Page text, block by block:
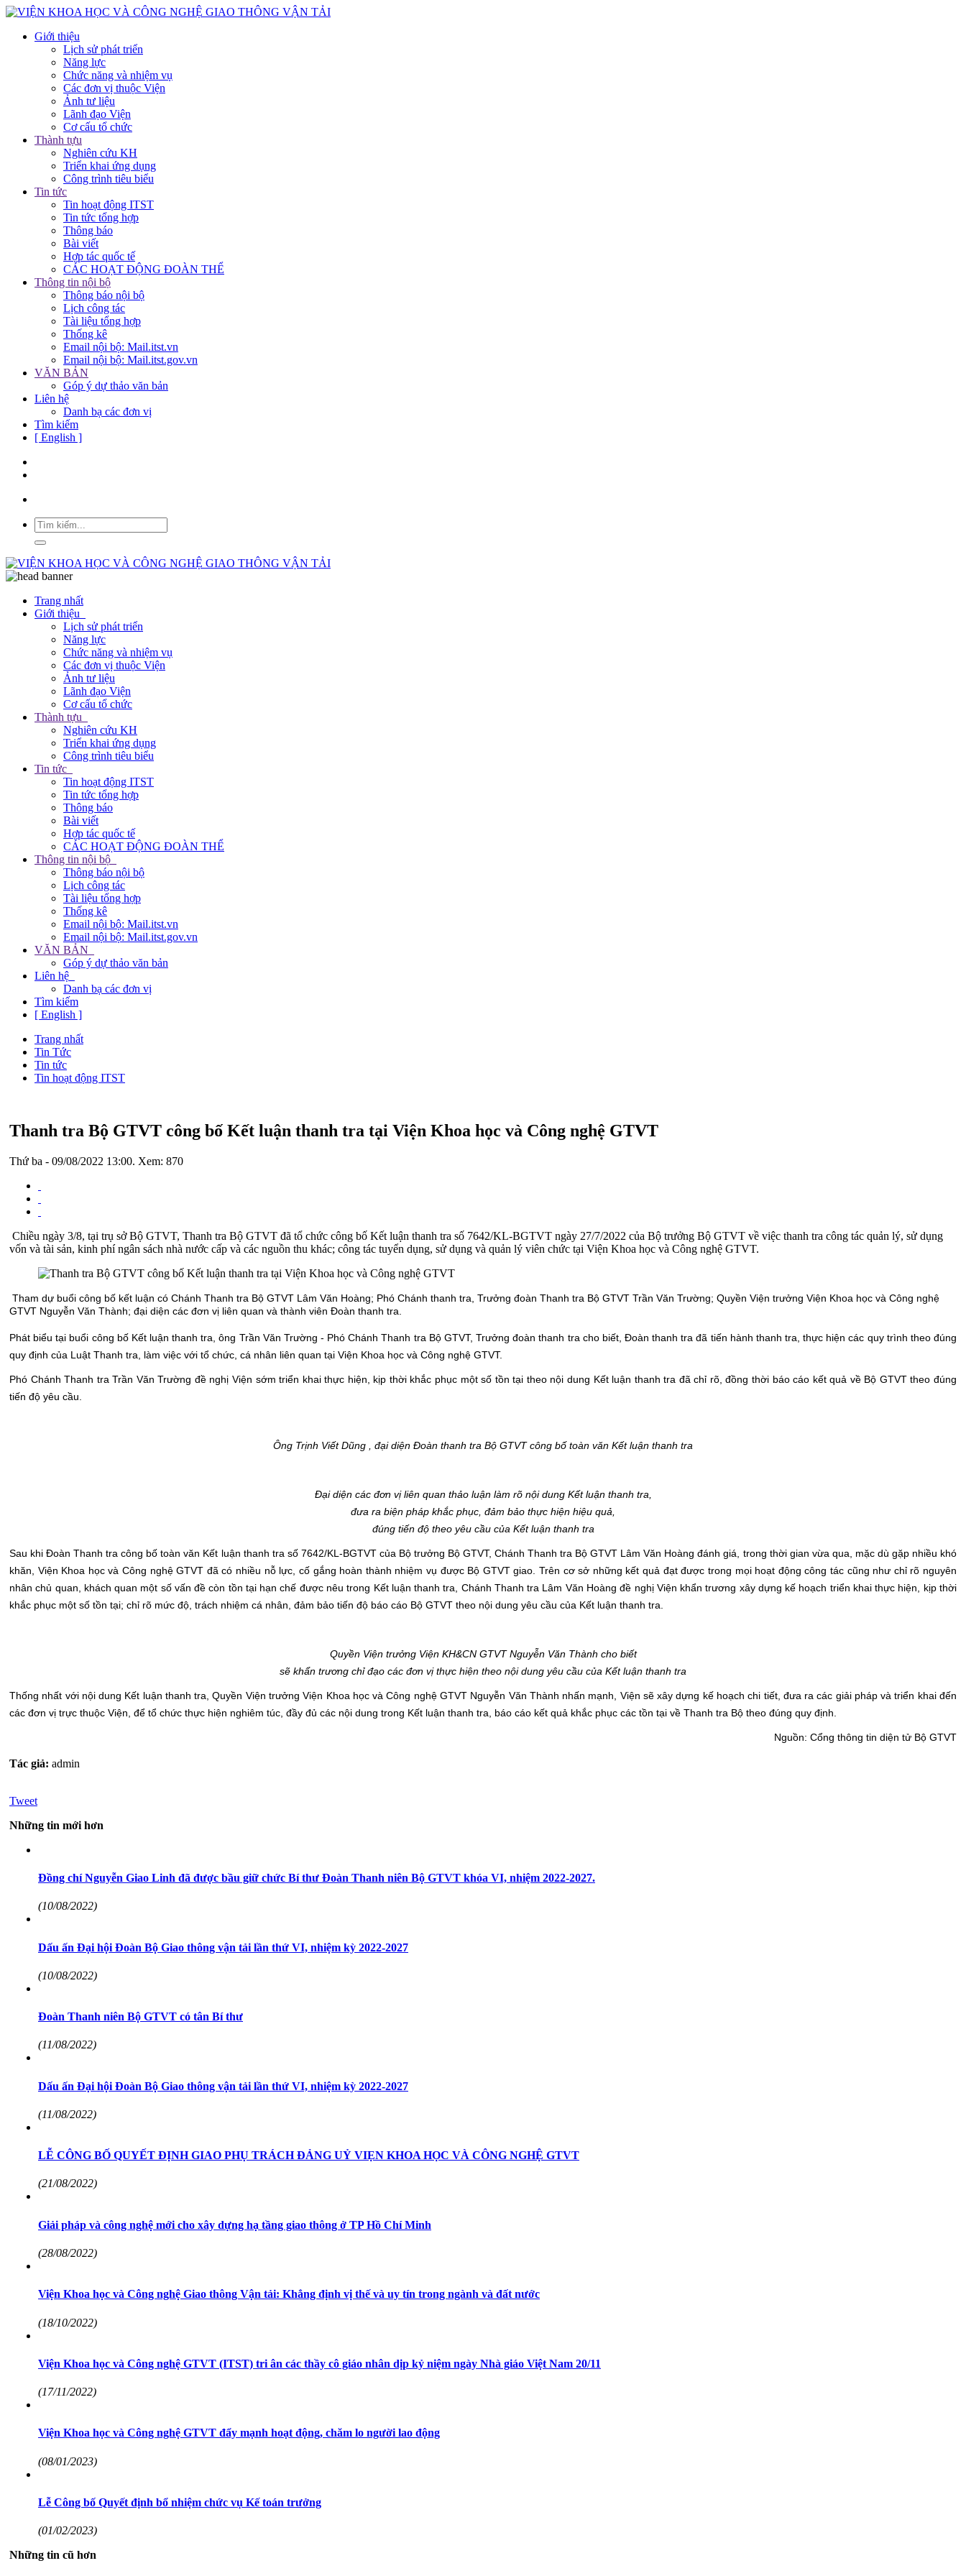
Giới thiệu
Lịch sử phát triển
Năng lực
Chức năng và nhiệm vụ
Các đơn vị thuộc Viện
Ảnh tư liệu
Lãnh đạo Viện
Cơ cấu tổ chức
Thành tựu
Nghiên cứu KH
Triển khai ứng dụng
Công trình tiêu biểu
Tin tức
Tin hoạt động ITST
Tin tức tổng hợp
Thông báo
Bài viết
Hợp tác quốc tế
CÁC HOẠT ĐỘNG ĐOÀN THỂ
Thông tin nội bộ
Thông báo nội bộ
Lịch công tác
Tài liệu tổng hợp
Thống kê
Email nội bộ: Mail.itst.vn
Email nội bộ: Mail.itst.gov.vn
VĂN BẢN
Góp ý dự thảo văn bản
Liên hệ
Danh bạ các đơn vị
Tìm kiếm
[ English ]
Trang nhất
Giới thiệu
Lịch sử phát triển
Năng lực
Chức năng và nhiệm vụ
Các đơn vị thuộc Viện
Ảnh tư liệu
Lãnh đạo Viện
Cơ cấu tổ chức
Thành tựu
Nghiên cứu KH
Triển khai ứng dụng
Công trình tiêu biểu
Tin tức
Tin hoạt động ITST
Tin tức tổng hợp
Thông báo
Bài viết
Hợp tác quốc tế
CÁC HOẠT ĐỘNG ĐOÀN THỂ
Thông tin nội bộ
Thông báo nội bộ
Lịch công tác
Tài liệu tổng hợp
Thống kê
Email nội bộ: Mail.itst.vn
Email nội bộ: Mail.itst.gov.vn
VĂN BẢN
Góp ý dự thảo văn bản
Liên hệ
Danh bạ các đơn vị
Tìm kiếm
[ English ]
Trang nhất
Tin Tức
Tin tức
Tin hoạt động ITST
Thanh tra Bộ GTVT công bố Kết luận thanh tra tại Viện Khoa học và Công nghệ GTVT
Thứ ba - 09/08/2022 13:00. Xem: 870
Chiều ngày 3/8, tại trụ sở Bộ GTVT, Thanh tra Bộ GTVT đã tổ chức công bố Kết luận thanh tra số 7642/KL-BGTVT ngày 27/7/2022 của Bộ trưởng Bộ GTVT về việc thanh tra công tác quản lý, sử dụng
vốn và tài sản, kinh phí ngân sách nhà nước cấp và các nguồn thu khác; công tác tuyển dụng, sử dụng và quản lý viên chức tại Viện Khoa học và Công nghệ GTVT.
Tham dự buổi công bố kết luận có Chánh Thanh tra Bộ GTVT Lâm Văn Hoàng; Phó Chánh thanh tra, Trưởng đoàn Thanh tra Bộ GTVT Trần Văn Trường; Quyền Viện trưởng Viện Khoa học và Công nghệ
GTVT Nguyễn Văn Thành; đại diện các đơn vị liên quan và thành viên Đoàn thanh tra.
Phát biểu tại buổi công bố Kết luận thanh tra, ông Trần Văn Trường - Phó Chánh Thanh tra Bộ GTVT, Trưởng đoàn thanh tra cho biết, Đoàn thanh tra đã tiến hành thanh tra, thực hiện các quy trình theo đúng
quy định của Luật Thanh tra, làm việc với tổ chức, cá nhân liên quan tại Viện Khoa học và Công nghệ GTVT.
Phó Chánh Thanh tra Trần Văn Trường đề nghị Viện sớm triển khai thực hiện, kịp thời khắc phục một số tồn tại theo nội dung Kết luận thanh tra đã chỉ rõ, đồng thời báo cáo kết quả về Bộ GTVT theo đúng
tiến độ yêu cầu.
Ông Trịnh Viết Dũng , đại diện Đoàn thanh tra Bộ GTVT công bố toàn văn Kết luận thanh tra
Đại diện các đơn vị liên quan thảo luận làm rõ nội dung Kết luận thanh tra,
đưa ra biện pháp khắc phục, đảm bảo thực hiện hiệu quả,
đúng tiến độ theo yêu cầu của Kết luận thanh tra
Sau khi Đoàn Thanh tra công bố toàn văn Kết luận thanh tra số 7642/KL-BGTVT của Bộ trưởng Bộ GTVT, Chánh Thanh tra Bộ GTVT Lâm Văn Hoàng đánh giá, trong thời gian vừa qua, mặc dù gặp nhiều khó
khăn, Viện Khoa học và Công nghệ GTVT đã có nhiều nỗ lực, cố gắng hoàn thành nhiệm vụ được Bộ GTVT giao. Trên cơ sở những kết quả đạt được trong mọi hoạt động công tác cũng như chỉ rõ nguyên
nhân chủ quan, khách quan một số vấn đề còn tồn tại hạn chế được nêu trong Kết luận thanh tra, Chánh Thanh tra Lâm Văn Hoàng đề nghị Viện khẩn trương xây dựng kế hoạch triển khai thực hiện, kịp thời
khắc phục một số tồn tại; chỉ rõ mức độ, trách nhiệm cá nhân, đảm bảo tiến độ báo cáo Bộ GTVT theo nội dung yêu cầu của Kết luận thanh tra.
Quyền Viện trưởng Viện KH&CN GTVT Nguyễn Văn Thành cho biết
sẽ khẩn trương chỉ đạo các đơn vị thực hiện theo nội dung yêu cầu của Kết luận thanh tra
Thống nhất với nội dung Kết luận thanh tra, Quyền Viện trưởng Viện Khoa học và Công nghệ GTVT Nguyễn Văn Thành nhấn mạnh, Viện sẽ xây dựng kế hoạch chi tiết, đưa ra các giải pháp và triển khai đến
các đơn vị trực thuộc Viện, để tổ chức thực hiện nghiêm túc, đầy đủ các nội dung trong Kết luận thanh tra, báo cáo kết quả khắc phục các tồn tại về Thanh tra Bộ theo đúng quy định.
Nguồn: Cổng thông tin diện tử Bộ GTVT
Tác giả: admin
Tweet
Những tin mới hơn
Đồng chí Nguyễn Giao Linh đã được bầu giữ chức Bí thư Đoàn Thanh niên Bộ GTVT khóa VI, nhiệm 2022-2027.
(10/08/2022)
Dấu ấn Đại hội Đoàn Bộ Giao thông vận tải lần thứ VI, nhiệm kỳ 2022-2027
(10/08/2022)
Đoàn Thanh niên Bộ GTVT có tân Bí thư
(11/08/2022)
Dấu ấn Đại hội Đoàn Bộ Giao thông vận tải lần thứ VI, nhiệm kỳ 2022-2027
(11/08/2022)
LỄ CÔNG BỐ QUYẾT ĐỊNH GIAO PHỤ TRÁCH ĐẢNG UỶ VIẸN KHOA HỌC VÀ CÔNG NGHỆ GTVT
(21/08/2022)
Giải pháp và công nghệ mới cho xây dựng hạ tầng giao thông ở TP Hồ Chí Minh
(28/08/2022)
Viện Khoa học và Công nghệ Giao thông Vận tải: Khẳng định vị thế và uy tín trong ngành và đất nước
(18/10/2022)
Viện Khoa học và Công nghệ GTVT (ITST) tri ân các thầy cô giáo nhân dịp kỷ niệm ngày Nhà giáo Việt Nam 20/11
(17/11/2022)
Viện Khoa học và Công nghệ GTVT đẩy mạnh hoạt động, chăm lo người lao động
(08/01/2023)
Lễ Công bố Quyết định bổ nhiệm chức vụ Kế toán trưởng
(01/02/2023)
Những tin cũ hơn